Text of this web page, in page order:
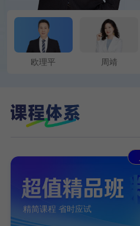
欧理平 周靖
精简课程 省时应试